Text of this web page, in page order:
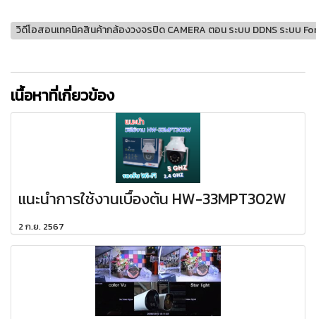
วิดีโอสอนเทคนิคสินค้ากล้องวงจรปิด CAMERA ตอน ระบบ DDNS ระบบ
เนื้อหาที่เกี่ยวข้อง
แนะนำการใช้งานเบื้องต้น HW-33MPT302W
2 ก.ย. 2567